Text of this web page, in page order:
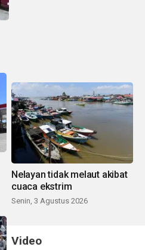
Nelayan tidak melaut akibat
cuaca ekstrim
Senin, 3 Agustus 2026
Video